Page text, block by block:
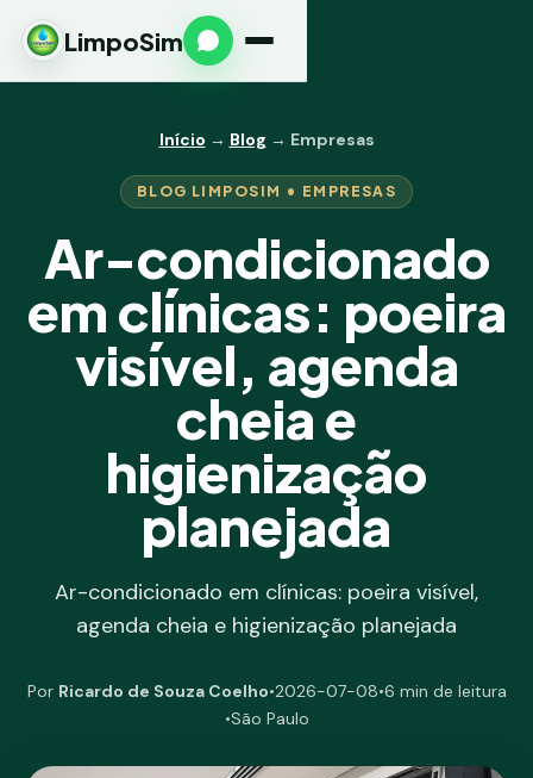
LimpoSim
Início → Blog → Empresas
BLOG LIMPOSIM • EMPRESAS
Ar-condicionado
em clínicas: poeira
visível, agenda
cheia e
higienização
planejada
Ar-condicionado em clínicas: poeira visível,
agenda cheia e higienização planejada
Por Ricardo de Souza Coelho•2026-07-08•6 min de leitura
•São Paulo